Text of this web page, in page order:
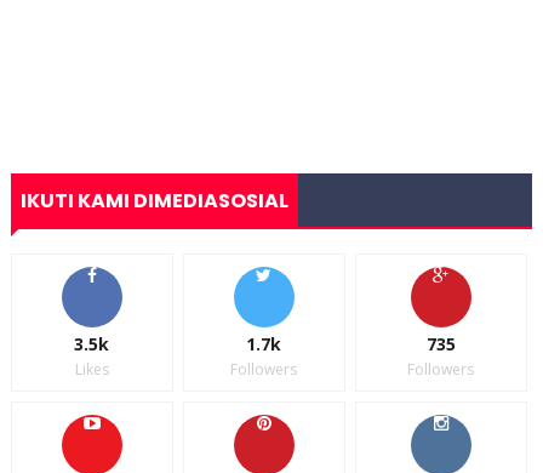
IKUTI KAMI DIMEDIASOSIAL
3.5k
Likes
1.7k
Followers
735
Followers